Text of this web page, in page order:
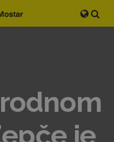
je